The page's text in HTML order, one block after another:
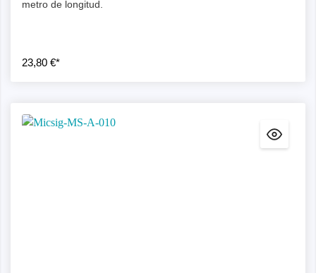
metro de longitud.
23,80 €*